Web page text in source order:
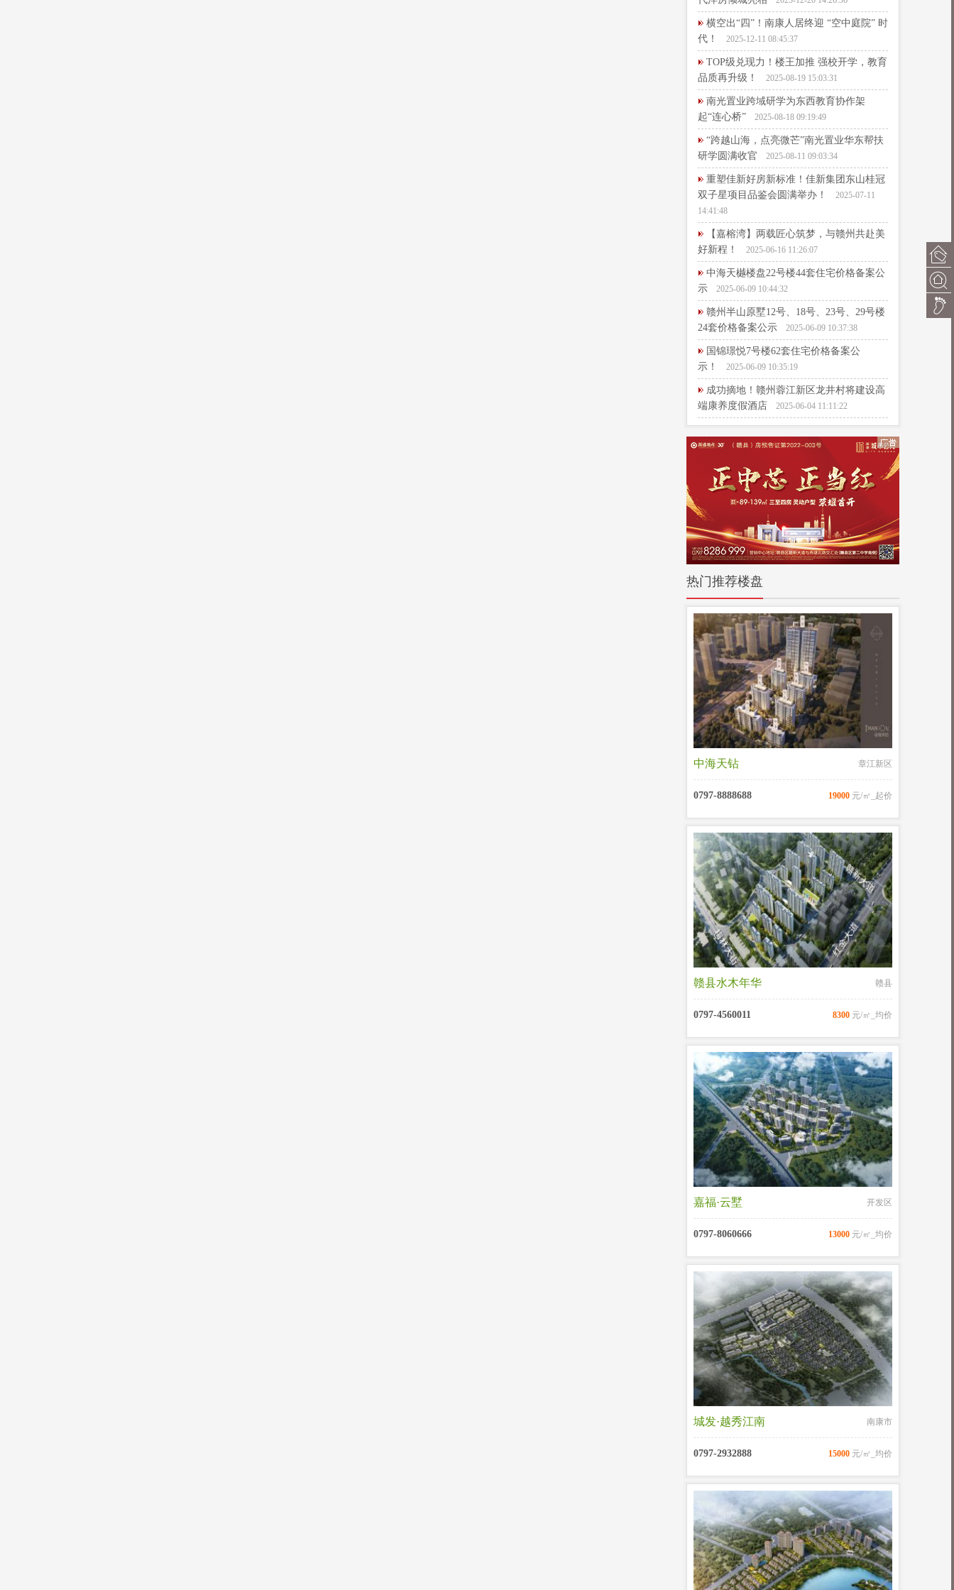
横空出“四”！南康人居终迎 “空中庭院” 时
代！
2025-12-11 08:45:37
TOP级兑现力！楼王加推 强校开学，教育
品质再升级！
2025-08-19 15:03:31
南光置业跨域研学为东西教育协作架
起“连心桥”
2025-08-18 09:19:49
“跨越山海，点亮微芒”南光置业华东帮扶
研学圆满收官
2025-08-11 09:03:34
重塑佳新好房新标准！佳新集团东山桂冠
双子星项目品鉴会圆满举办！
2025-07-11
14:41:48
【嘉榕湾】两载匠心筑梦，与赣州共赴美
好新程！
2025-06-16 11:26:07
中海天樾楼盘22号楼44套住宅价格备案公
示
2025-06-09 10:44:32
赣州半山原墅12号、18号、23号、29号楼
24套价格备案公示
2025-06-09 10:37:38
国锦璟悦7号楼62套住宅价格备案公
示！
2025-06-09 10:35:19
成功摘地！赣州蓉江新区龙井村将建设高
端康养度假酒店
2025-06-04 11:11:22
热门推荐楼盘
中海天钻 章江新区
0797-8888688 19000 元/㎡_起价
赣县水木年华 赣县
0797-4560011 8300 元/㎡_均价
嘉福·云墅 开发区
0797-8060666 13000 元/㎡_均价
城发·越秀江南 南康市
0797-2932888 15000 元/㎡_均价